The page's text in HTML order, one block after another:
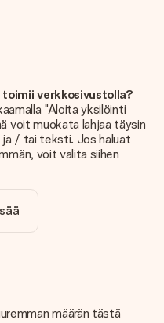
verkkosivustolla?
"Aloita yksilöinti
voit muokata lahjaa täysin
ja / tai teksti. Jos haluat
voit valita siihen
yksilöinnin. Hauskaa ja
tyytyväinen lahjaasi.
valokuvia. Jos olet
tilaamasi lahjan
määrän tästä